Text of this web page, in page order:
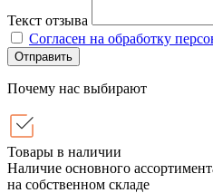
Текст отзыва
Согласен на обработку
Отправить
Почему нас выбирают
Товары в наличии
Наличие основного
на собственном складе